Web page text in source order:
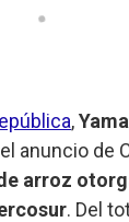
,
anuncio de
arroz
. Del